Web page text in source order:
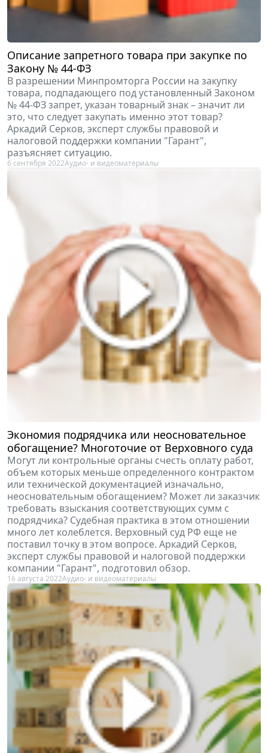
Описание запретного товара при закупке по
Закону № 44-ФЗ
В разрешении Минпромторга России на закупку
товара, подпадающего под установленный Законом
№ 44-ФЗ запрет, указан товарный знак – значит ли
это, что следует закупать именно этот товар?
Аркадий Серков, эксперт службы правовой и
налоговой поддержки компании "Гарант",
разъясняет ситуацию.
6 сентября 2022Аудио- и видеоматериалы
Экономия подрядчика или неосновательное
обогащение? Многоточие от Верховного суда
Могут ли контрольные органы счесть оплату работ,
объем которых меньше определенного контрактом
или технической документацией изначально,
неосновательным обогащением? Может ли заказчик
требовать взыскания соответствующих сумм с
подрядчика? Судебная практика в этом отношении
много лет колеблется. Верховный суд РФ еще не
поставил точку в этом вопросе. Аркадий Серков,
эксперт службы правовой и налоговой поддержки
компании "Гарант", подготовил обзор.
16 августа 2022Аудио- и видеоматериалы